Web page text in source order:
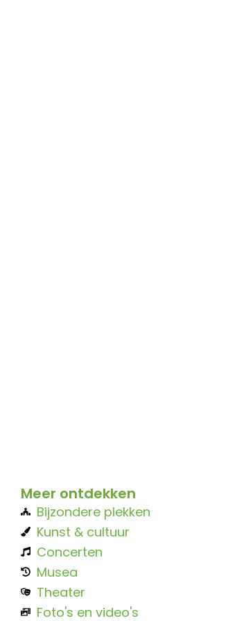
Meer ontdekken
Bijzondere plekken
Kunst & cultuur
Concerten
Musea
Theater
Foto's en video's